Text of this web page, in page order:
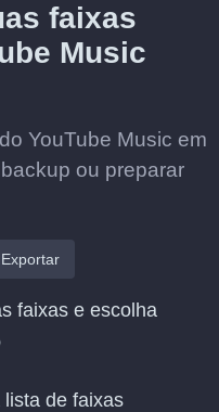
faixas
Music
YouTube Music em
ou preparar
Exportar
faixas e escolha
de faixas